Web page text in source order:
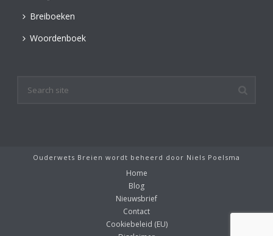
Breiboeken
Woordenboek
Ouderwets Breien wordt beheerd door Niels Poelsma
Home
Blog
Nieuwsbrief
Contact
Cookiebeleid (EU)